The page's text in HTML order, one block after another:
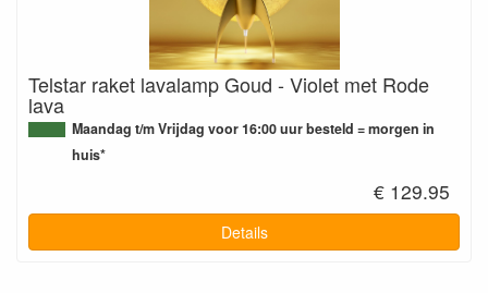
Telstar raket lavalamp Goud - Violet met Rode
lava
Maandag t/m Vrijdag voor 16:00 uur besteld = morgen in
huis*
€ 129.95
Details